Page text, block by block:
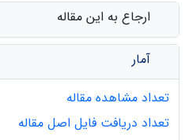
ارجاع به این مقاله
آمار
تعداد مشاهده مقاله
تعداد دریافت فایل اصل مقاله